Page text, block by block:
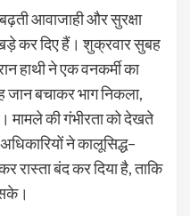
आवाजाही और सुरक्षा
कर दिए हैं। शुक्रवार सुबह
हाथी ने एक वनकर्मी का
जान बचाकर भाग निकला,
की गंभीरता को देखते
ने कालूसिद्ध–
रास्ता बंद कर दिया है, ताकि